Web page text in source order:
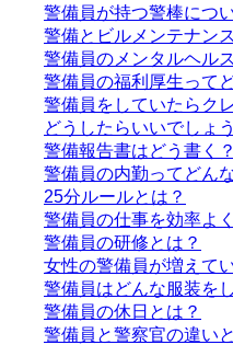
警備員が持つ警棒につ
警備とビルメンテナン
警備員のメンタルヘル
警備員の福利厚生って
警備員をしていたらク
どうしたらいいでしょ
警備報告書はどう書く？
警備員の内勤ってどん
25分ルールとは？
警備員の仕事を効率よ
警備員の研修とは？
女性の警備員が増えて
警備員はどんな服装を
警備員の休日とは？
警備員と警察官の違い